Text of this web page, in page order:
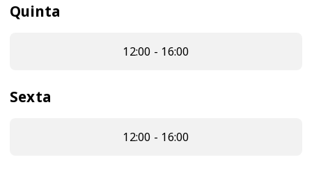
Quinta
12:00 - 16:00
Sexta
12:00 - 16:00